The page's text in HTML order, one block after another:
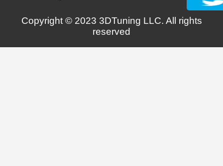
Copyright © 2023 3DTuning LLC. All rights
reserved